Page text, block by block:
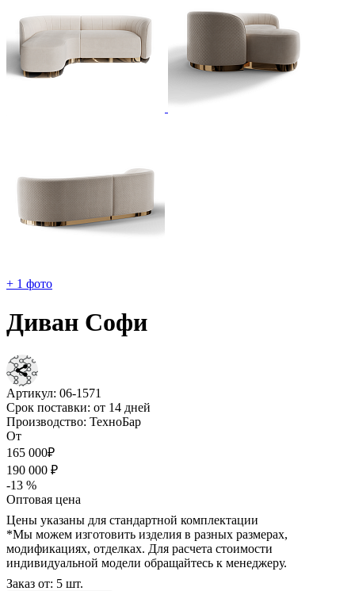
+ 1 фото
Диван Софи
Артикул: 06-1571
Срок поставки: от 14 дней
Производство: ТехноБар
От
165 000₽
190 000 ₽
-13 %
Оптовая цена
Цены указаны для стандартной комплектации
*Мы можем изготовить изделия в разных размерах,
модификациях, отделках. Для расчета стоимости
индивидуальной модели обращайтесь к менеджеру.
Заказ от: 5 шт.